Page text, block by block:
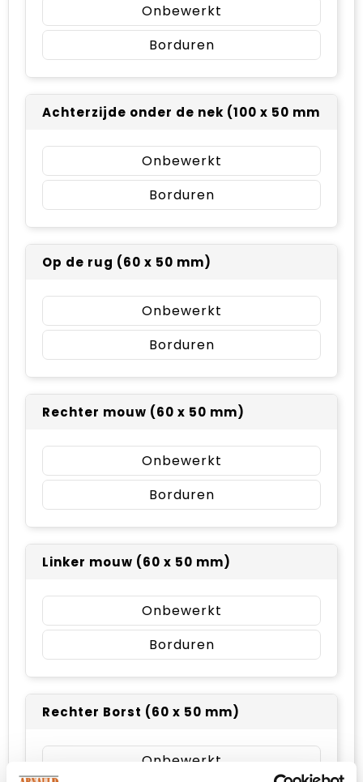
Onbewerkt
Borduren
Achterzijde onder de nek (100 x 50 mm)
Onbewerkt
Borduren
Op de rug (60 x 50 mm)
Onbewerkt
Borduren
Rechter mouw (60 x 50 mm)
Onbewerkt
Borduren
Linker mouw (60 x 50 mm)
Onbewerkt
Borduren
Rechter Borst (60 x 50 mm)
Onbewerkt